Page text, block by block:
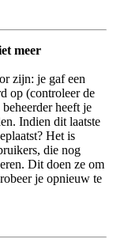
meer
zijn: je gaf een
op (controleer de
heeft je
Indien dit laatste
Het is
die nog
Dit doen ze om
je opnieuw te